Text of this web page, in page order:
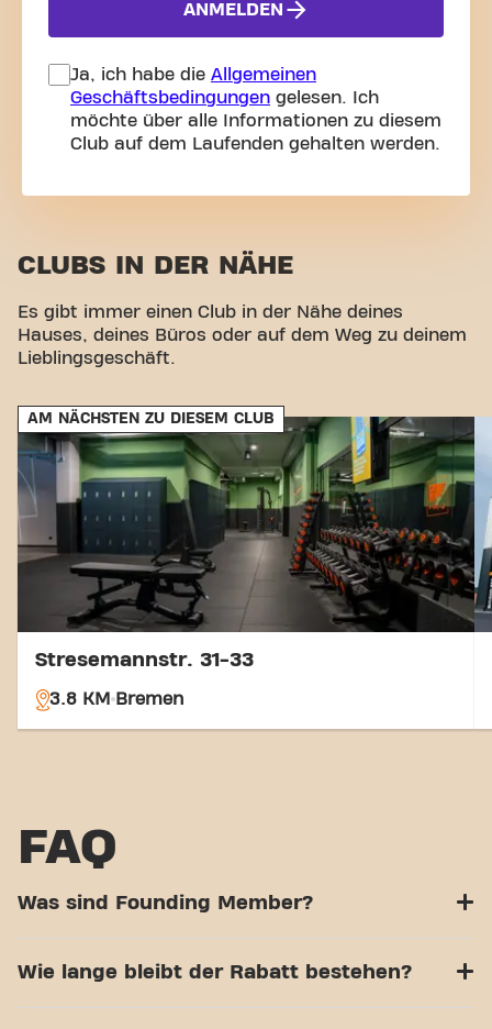
ANMELDEN
Ja, ich habe die Allgemeinen
Geschäftsbedingungen gelesen. Ich
möchte über alle Informationen zu diesem
Club auf dem Laufenden gehalten werden.
CLUBS IN DER NÄHE
Es gibt immer einen Club in der Nähe deines
Hauses, deines Büros oder auf dem Weg zu deinem
Lieblingsgeschäft.
AM NÄCHSTEN ZU DIESEM CLUB
Stresemannstr. 31-33
3.8 KM Bremen
FAQ
Was sind Founding Member?
Wie lange bleibt der Rabatt bestehen?